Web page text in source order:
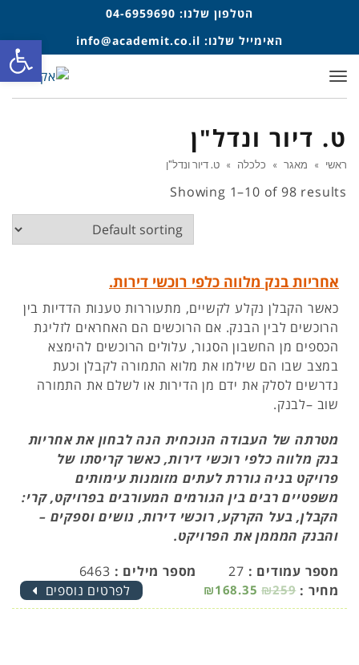
הטלפון שלנו: 04-6959690
האימייל שלנו: info@academit.co.il
תפריט
ט. דיור ונדל"ן
ראשי » מאגר » כלכלה » ט. דיור ונדל"ן
Showing 1–10 of 98 results
אחריות בנק מלווה כלפי רוכשי דירות.
כאשר הקבלן נקלע לקשיים, מתעוררות טענות הדדיות בין
הרוכשים לבין הבנק. אם הרוכשים הם האחראים לזליגת
הכספים מן החשבון הסגור, עלולים הרוכשים להימצא
במצב שבו הם שילמו את מלוא התמורה לקבלן וכעת
נדרשים לסלק את ידם מן הדירות או לשלם את התמורה
שוב –לבנק.
מטרתה של העבודה הנוכחית הנה לבחון את אחריות
בנק מלווה כלפי רוכשי דירות, כאשר קריסתו של
פרויקט בניה גוררת לעתים מזומנות עימותים
משפטיים רבים בין הגורמים המעורבים בפרויקט, קרי:
הקבלן, בעל הקרקע, רוכשי דירות, נושים וספקים –
והבנק המממן את הפרויקט.
מספר עמודים : 27 מספר מילים : 6463
מחיר : ₪259
₪168.35 לפרטים נוספים
פתח